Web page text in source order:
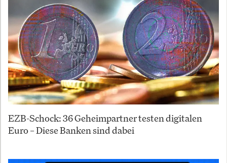
EZB-Schock: 36 Geheimpartner testen digitalen
Euro – Diese Banken sind dabei